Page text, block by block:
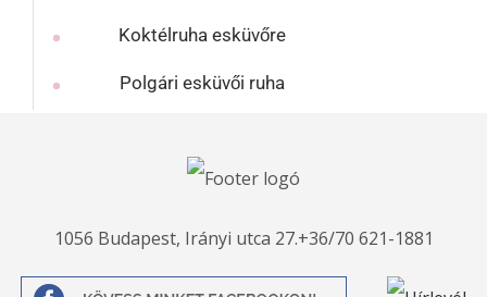
Koktélruha esküvőre
Polgári esküvői ruha
1056 Budapest, Irányi utca 27.+36/70 621-1881